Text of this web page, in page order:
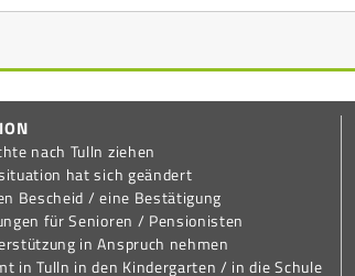
nach Tulln ziehen
hat sich geändert
Bescheid / eine Bestätigung
für Senioren / Pensionisten
in Anspruch nehmen
in Tulln in den Kindergarten / in die Schule